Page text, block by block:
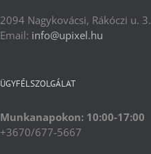
2094 Nagykovácsi, Rákóczi u. 3.
Email: info@upixel.hu
ÜGYFÉLSZOLGÁLAT
Munkanapokon: 10:00-17:00
+3670/677-5667